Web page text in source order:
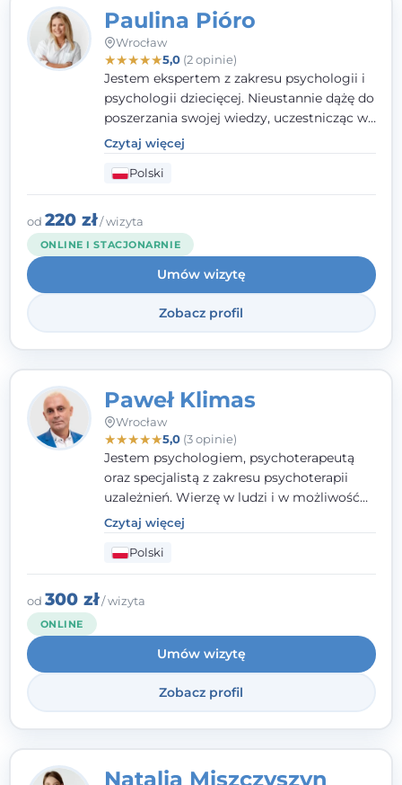
Paulina Pióro
Wrocław
★★★★★5,0(2 opinie)
Jestem ekspertem z zakresu psychologii i
psychologii dziecięcej. Nieustannie dążę do
poszerzania swojej wiedzy, uczestnicząc w
różnorodnych szkoleniach. Pracując z
dziećmi, młodzieżą i młodymi dorosłymi
niezwykle ważne jest dla mnie poczucie
bezpieczeństwa, zrozumienia oraz wolności
w wyrażaniu swojego zdania. Kieruję się
etyką zawodową, wierząc, że każdy
człowiek powinien otrzymać wsparcie i
pomoc, by poradzić sobie ze swoimi
problemami.
Czytaj więcej
Polski
od 220 zł/ wizyta
ONLINE I STACJONARNIE
Umów wizytę
Zobacz profil
Paweł Klimas
Wrocław
★★★★★5,0(3 opinie)
Jestem psychologiem, psychoterapeutą
oraz specjalistą z zakresu psychoterapii
uzależnień. Wierzę w ludzi i w możliwość
wprowadzenia zmian w ich życiu. Bardzo
często przekonuje się o tym, że każdy z nas,
w tym Ty i ja, ma wpływ na swoje
szczęście. Należy uwierzyć w siebie i działać
w obranym kierunku.
Czytaj więcej
Polski
od 300 zł/ wizyta
ONLINE
Umów wizytę
Zobacz profil
Natalia Miszczyszyn